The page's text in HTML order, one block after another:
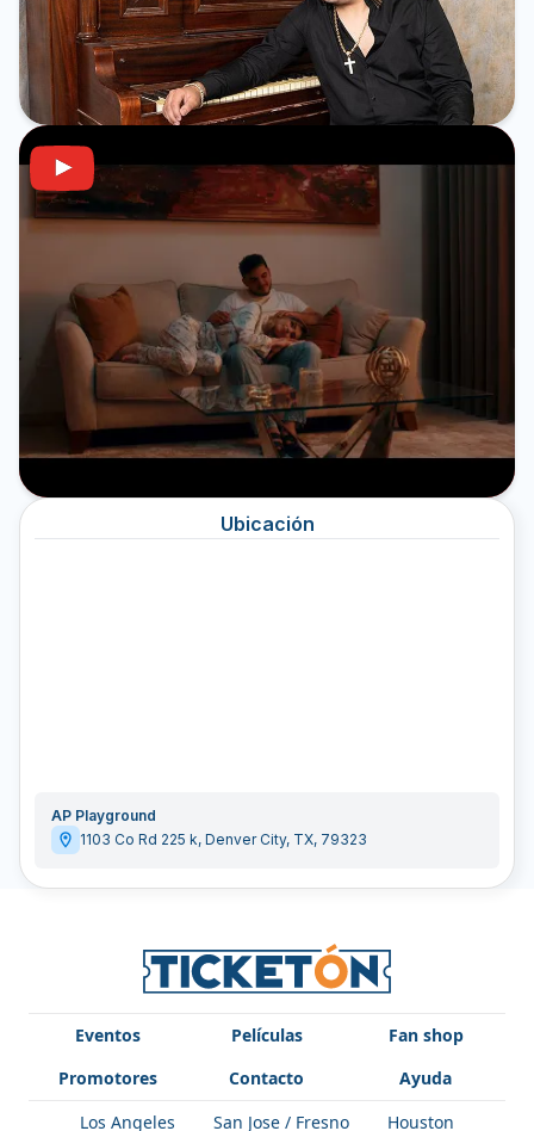
Ubicación
AP Playground
1103 Co Rd 225 k, Denver City, TX, 79323
Eventos Películas
Fan shop
Promotores
Contacto
Ayuda
Los Angeles
San Jose / Fresno Houston